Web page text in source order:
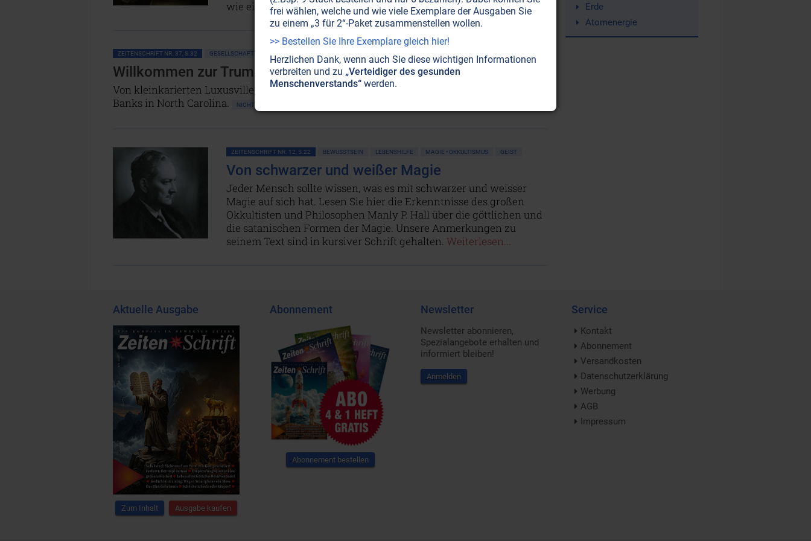
wie ein Sack Mehl an der Börse gehandelt werden.Weiterlesen...
ZEITENSCHRIFT NR. 37, S.32 GESELLSCHAFT ALLGEMEIN
Willkommen zur Truman-Show!
Von kleinkarierten Luxusvillen und seelenlosen Ferienorten: Impressionen von den Outer
Banks in North Carolina.
NICHT ONLINE VERFÜGBAR
ZEITENSCHRIFT NR. 12, S.22 BEWUSSTSEIN LEBENSHILFE MAGIE • OKKULTISMUS GEIST
Von schwarzer und weißer Magie
Jeder Mensch sollte wissen, was es mit schwarzer und weisser
Magie auf sich hat. Lesen Sie hier die Erkenntnisse des großen
Okkultisten und Philosophen Manly P. Hall über die göttlichen und
die satanischen Formen der Magie. Unsere Anmerkungen zu
seinem Text sind in kursiver Schrift gehalten. Weiterlesen...
Erde
Atomenergie
Aktuelle Ausgabe
Zum Inhalt Ausgabe kaufen
Abonnement
Abonnement bestellen
Newsletter
Newsletter abonnieren,
Spezialangebote erhalten und
informiert bleiben!
Anmelden
Service
Kontakt
Abonnement
Versandkosten
Datenschutzerklärung
Werbung
AGB
Impressum
frei wählen, welche und wie viele Exemplare der Ausgaben Sie
zu einem „3 für 2“-Paket zusammenstellen wollen.
>> Bestellen Sie Ihre Exemplare gleich hier!
Herzlichen Dank, wenn auch Sie diese wichtigen Informationen
verbreiten und zu „Verteidiger des gesunden
Menschenverstands“werden.